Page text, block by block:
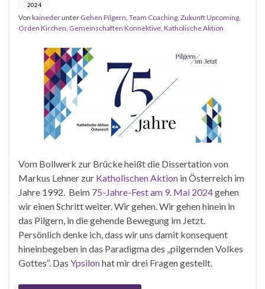
2024
Von kainederunter Gehen Pilgern Team Coaching Zukunft Upcoming
Orden Kirchen Gemeinschaften Konnektive Katholische Aktion
Vom Bollwerk zur Brücke heißt die Dissertation von
Markus Lehner zur Katholischen Aktion in Österreich im
Jahre 1992. Beim 75-Jahre-Fest am 9. Mai 2024gehen
wir einen Schritt weiter. Wir gehen. Wir gehen hinein in
das Pilgern, in die gehende Bewegung im Jetzt.
Persönlich denke ich, dass wir uns damit konsequent
hineinbegeben in das Paradigma des „pilgernden Volkes
Gottes“. Das Ypsilonhat mir drei Fragen gestellt.